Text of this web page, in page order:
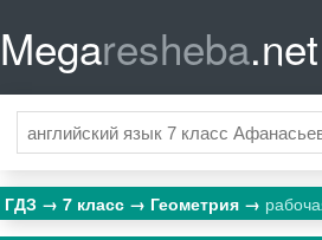
Megaresheba.net
ГДЗ 7 класс Геометрия